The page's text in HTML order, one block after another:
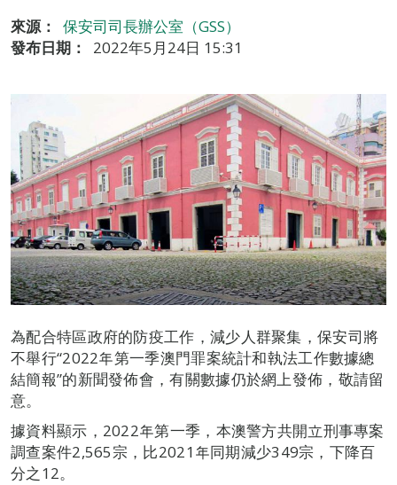
來源：
保安司司長辦公室（GSS）
發布日期：
2022年5月24日 15:31
為配合特區政府的防疫工作，減少人群聚集，保安司將
不舉行“2022年第一季澳門罪案統計和執法工作數據總
結簡報”的新聞發佈會，有關數據仍於網上發佈，敬請留
意。
據資料顯示，2022年第一季，本澳警方共開立刑事專案
調查案件2,565宗，比2021年同期減少349宗，下降百
分之12。